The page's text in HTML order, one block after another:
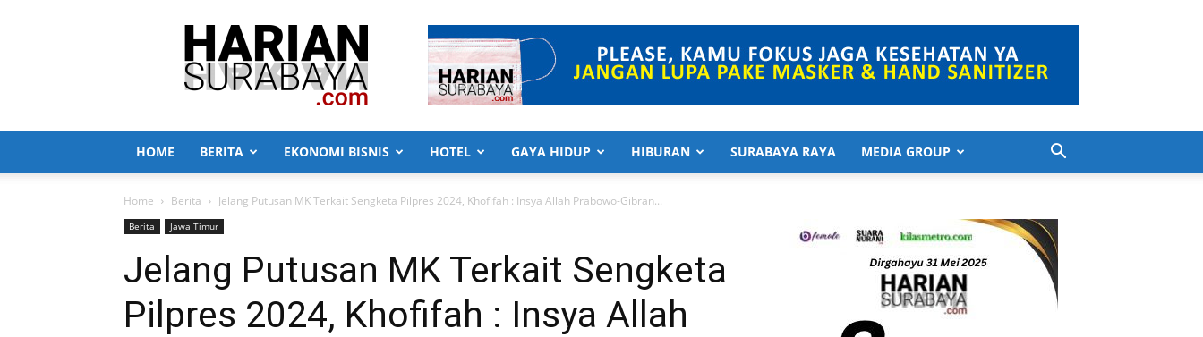
Harian
Surabaya
HOME BERITA EKONOMI BISNIS HOTEL GAYA HIDUP HIBURAN SURABAYA RAYA MEDIA GROUP
Home Berita Jelang Putusan MK Terkait Sengketa Pilpres 2024, Khofifah : Insya Allah Prabowo-Gibran...
Berita Jawa Timur
Jelang Putusan MK Terkait Sengketa
Pilpres 2024, Khofifah : Insya Allah